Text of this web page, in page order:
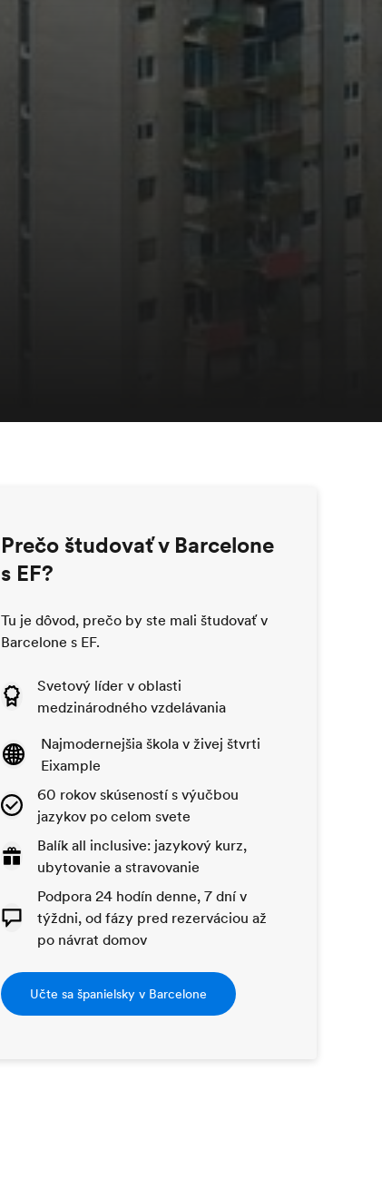
Prečo študovať v Barcelone
s EF?
Tu je dôvod, prečo by ste mali študovať v
Barcelone s EF.
Svetový líder v oblasti
medzinárodného vzdelávania
Najmodernejšia škola v živej štvrti
Eixample
60 rokov skúseností s výučbou
jazykov po celom svete
Balík all inclusive: jazykový kurz,
ubytovanie a stravovanie
Podpora 24 hodín denne, 7 dní v
týždni, od fázy pred rezerváciou až
po návrat domov
Učte sa španielsky v Barcelone